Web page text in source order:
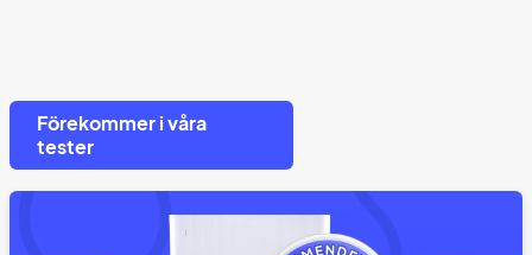
Förekommer i våra
tester